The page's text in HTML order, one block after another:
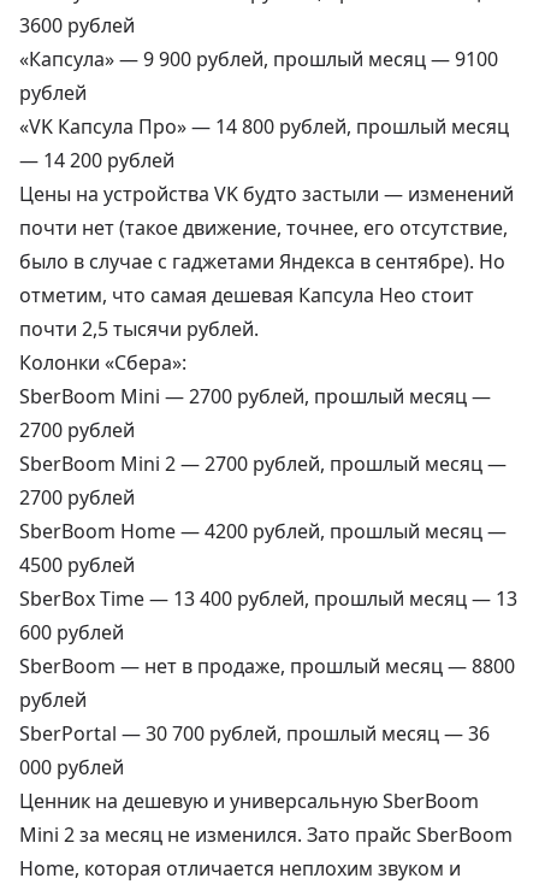
3600 рублей
«Капсула» —9 900 рублей, прошлый месяц — 9100
рублей
«VK Капсула Про» — 14 800 рублей, прошлый месяц
— 14 200 рублей
Цены на устройства VK будто застыли — изменений
почти нет (такое движение, точнее, его отсутствие,
было в случае с гаджетами Яндекса в сентябре). Но
отметим, что самая дешевая Капсула Нео стоит
почти 2,5 тысячи рублей.
Колонки «Сбера»:
SberBoom Mini —2700 рублей, прошлый месяц —
2700 рублей
SberBoom Mini 2 —2700 рублей, прошлый месяц —
2700 рублей
SberBoom Home —4200 рублей, прошлый месяц —
4500 рублей
SberBox Time — 13 400 рублей, прошлый месяц — 13
600 рублей
SberBoom — нет в продаже, прошлый месяц — 8800
рублей
SberPortal —30 700 рублей, прошлый месяц — 36
000 рублей
Ценник на дешевую и универсальную SberBoom
Mini 2 за месяц не изменился. Зато прайс SberBoom
Home, которая отличается неплохим звуком и